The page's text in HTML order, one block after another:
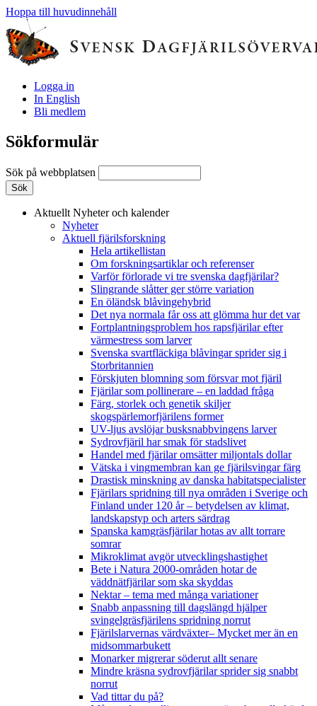
Hoppa till huvudinnehåll
Logga in
In English
Bli medlem
Sökformulär
Sök på webbplatsen
Aktuellt Nyheter och kalender
Nyheter
Aktuell fjärilsforskning
Hela artikellistan
Om forskningsartiklar och referenser
Varför förlorade vi tre svenska dagfjärilar?
Slingrande slåtter ger större variation
En öländsk blåvingehybrid
Det nya normala får oss att glömma hur det var
Fortplantningsproblem hos rapsfjärilar efter
värmestress som larver
Svenska svartfläckiga blåvingar sprider sig i
Storbritannien
Förskjuten blomning som försvar mot fjäril
Fjärilar som pollinerare – en laddad fråga
Färg, storlek och genetik skiljer
skogspärlemorfjärilens former
UV-ljus avslöjar busksnabbvingens larver
Sydrovfjäril har smak för stadslivet
Handel med fjärilar omsätter miljontals dollar
Vätska i vingmembran kan ge fjärilsvingar färg
Drastisk minskning av danska habitatspecialister
Fjärilars spridning till nya områden i Sverige och
Finland under 120 år– betydelsen av klimat,
landskapstyp och arters särdrag
Spanska kamgräsfjärilar hotas av allt torrare
somrar
Mikroklimat avgör utvecklingshastighet
Bete i Natura 2000-områden hotar de
väddnätfjärilar som ska skyddas
Nektar – tema med många variationer
Snabb anpassning till dagslängd hjälper
svingelgräsfjärilens spridning norrut
Fjärilslarvernas värdväxter– Mycket mer än en
midsommarbukett
Monarker migrerar söderut allt senare
Mindre kräsna sydrovfjärilar sprider sig snabbt
norrut
Vad tittar du på?